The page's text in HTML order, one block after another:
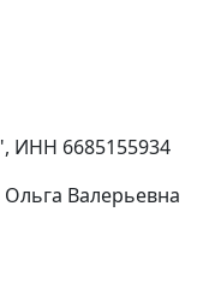
ИНН 6685155934
Валерьевна